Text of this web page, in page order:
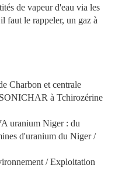
de vapeur d'eau via les
faut le rappeler, un gaz à
Charbon et centrale
à Tchirozérine
uranium Niger : du
d'uranium du Niger /
/ Exploitation